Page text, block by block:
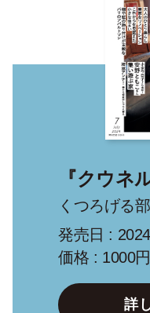
『クウネ
くつろげる
発売日 :
価格 : 1000
詳